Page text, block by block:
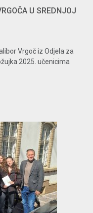
U SREDNJOJ
Vrgoč iz Odjela za
2025. učenicima